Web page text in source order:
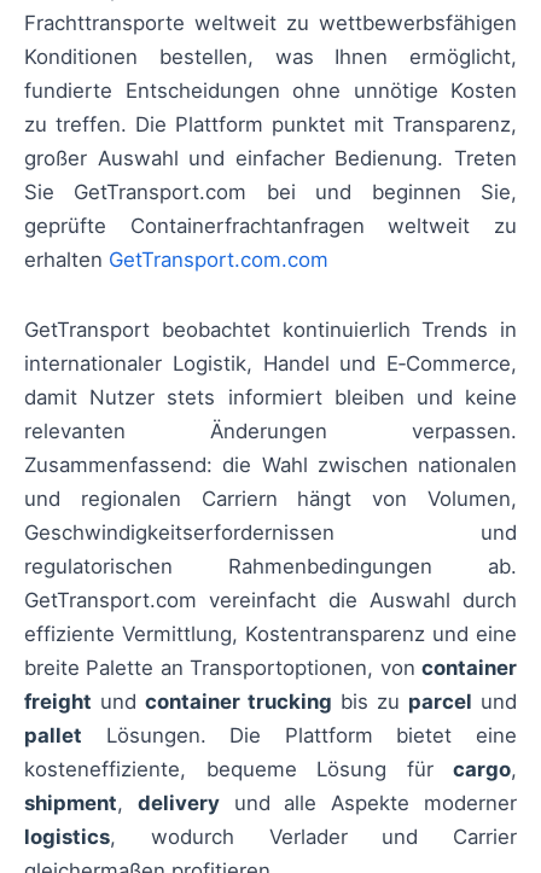
Frachttransporte weltweit zu wettbewerbsfähigen
Konditionen bestellen, was Ihnen ermöglicht,
fundierte Entscheidungen ohne unnötige Kosten
zu treffen. Die Plattform punktet mit Transparenz,
großer Auswahl und einfacher Bedienung. Treten
Sie GetTransport.com bei und beginnen Sie,
geprüfte Containerfrachtanfragen weltweit zu
erhalten GetTransport.com.com
GetTransport beobachtet kontinuierlich Trends in
internationaler Logistik, Handel und E‑Commerce,
damit Nutzer stets informiert bleiben und keine
relevanten Änderungen verpassen.
Zusammenfassend: die Wahl zwischen nationalen
und regionalen Carriern hängt von Volumen,
Geschwindigkeitserfordernissen und
regulatorischen Rahmenbedingungen ab.
GetTransport.com vereinfacht die Auswahl durch
effiziente Vermittlung, Kostentransparenz und eine
breite Palette an Transportoptionen, von container
freight und container trucking bis zu parcel und
pallet Lösungen. Die Plattform bietet eine
kosteneffiziente, bequeme Lösung für cargo,
shipment, deliveryund alle Aspekte moderner
logistics, wodurch Verlader und Carrier